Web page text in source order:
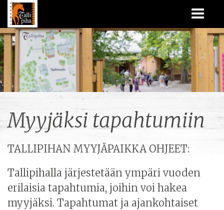
Myyjäksi tapahtumiin
TALLIPIHAN MYYJÄPAIKKA OHJEET:
Tallipihalla järjestetään ympäri vuoden
erilaisia tapahtumia, joihin voi hakea
myyjäksi. Tapahtumat ja ajankohtaiset